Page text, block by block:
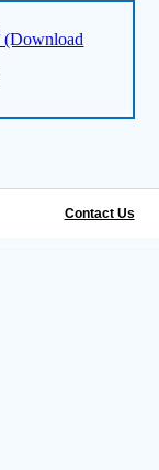
(Download
Contact Us